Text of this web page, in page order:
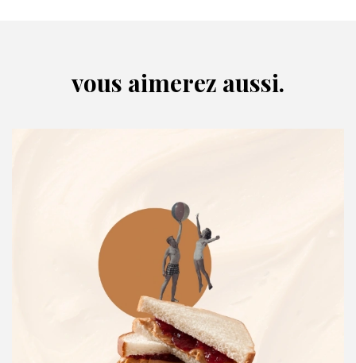
vous aimerez aussi.